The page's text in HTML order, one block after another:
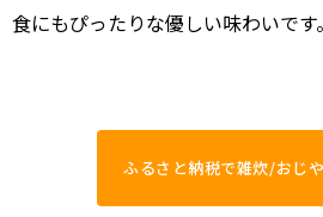
食にもぴったりな優しい味わいです。
ふるさと納税で雑炊/おじ